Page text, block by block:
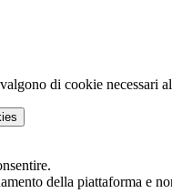
di cookie necessari
della piattaforma e